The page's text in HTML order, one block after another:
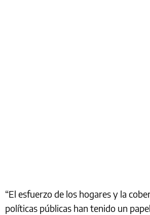
“El esfuerzo de los hogares y la
políticas públicas han tenido un